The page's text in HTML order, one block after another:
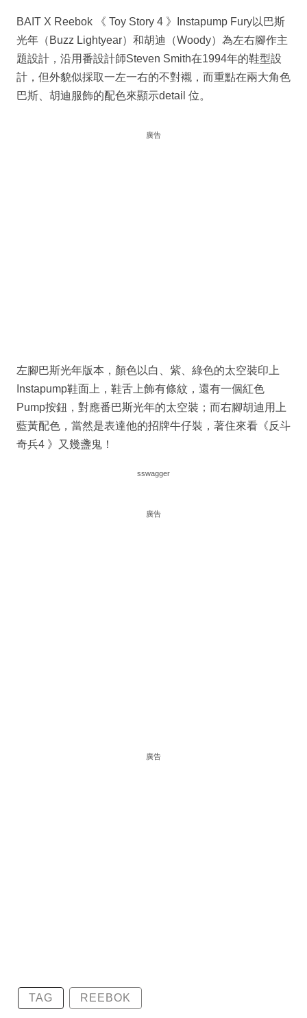
BAIT X Reebok 《 Toy Story 4 》Instapump Fury以巴斯
光年（Buzz Lightyear）和胡迪（Woody）為左右腳作主
題設計，沿用番設計師Steven Smith在1994年的鞋型設
計，但外貌似採取一左一右的不對襯，而重點在兩大角色
巴斯、胡迪服飾的配色來顯示detail 位。
廣告
左腳巴斯光年版本，顏色以白、紫、綠色的太空裝印上
Instapump鞋面上，鞋舌上飾有條紋，還有一個紅色
Pump按鈕，對應番巴斯光年的太空裝；而右腳胡迪用上
藍黃配色，當然是表達他的招牌牛仔裝，著住來看《反斗
奇兵4 》又幾盞鬼！
sswagger
廣告
廣告
TAG REEBOK